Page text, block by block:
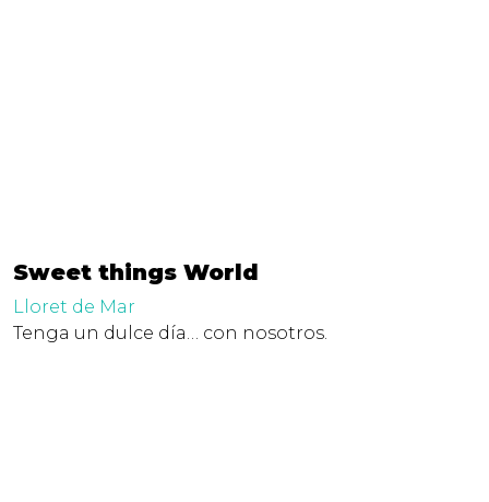
Sweet things World
Lloret de Mar
Tenga un dulce día… con nosotros.